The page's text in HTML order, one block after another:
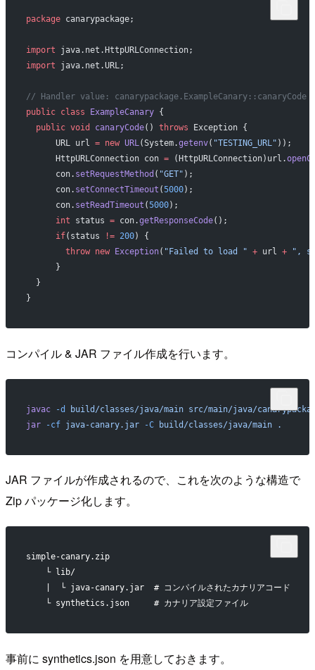
package canarypackage;
import java.net.HttpURLConnection;
import java.net.URL;
// Handler value: canarypackage.ExampleCanary::canaryCode
public class ExampleCanary {
  public
void canaryCode() throws Exception {
      URL url
= new URL(System.getenv( "TESTING_URL" ));
      HttpURLConnection con
= (HttpURLConnection)url.
      con.
setRequestMethod ( "GET" );
      con.
setConnectTimeout (5000);
      con.
setReadTimeout (5000);
      int
status = con.getResponseCode();
      if
(status != 200) {
        throw
new Exception( "Failed to load " + url + ",
      }
  }
}
コンパイル & JAR ファイル作成を行います。
javac -d build/classes/java/main src/main/java/
jar -cf java-canary.jar -C build/classes/java/main .
JAR ファイルが作成されるので、これを次のような構造で
Zip パッケージ化します。
simple-canary.zip
    └ lib/
    |  └ java-canary.jar  # コンパイルされたカナリアコード
    └ synthetics.json     # カナリア設定ファイル
事前に synthetics.json を用意しておきます。